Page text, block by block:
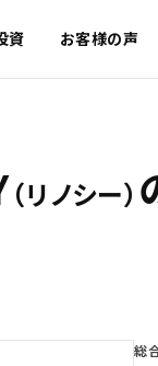
資 お客様の声
（リノシー）
総